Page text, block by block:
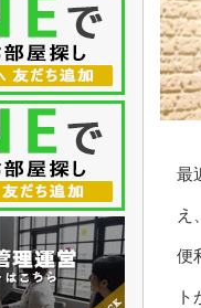
最
え
便
ト